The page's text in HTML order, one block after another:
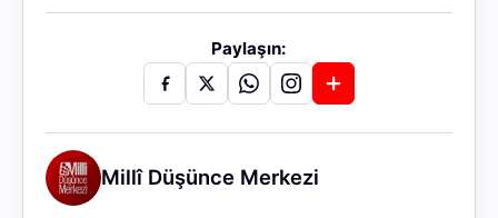
Paylaşın:
Millî Düşünce Merkezi